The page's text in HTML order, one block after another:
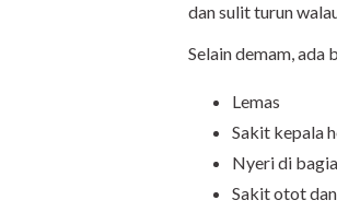
dan sulit turun
Selain demam, ada
Lemas
Sakit kepala
Nyeri di
Sakit otot